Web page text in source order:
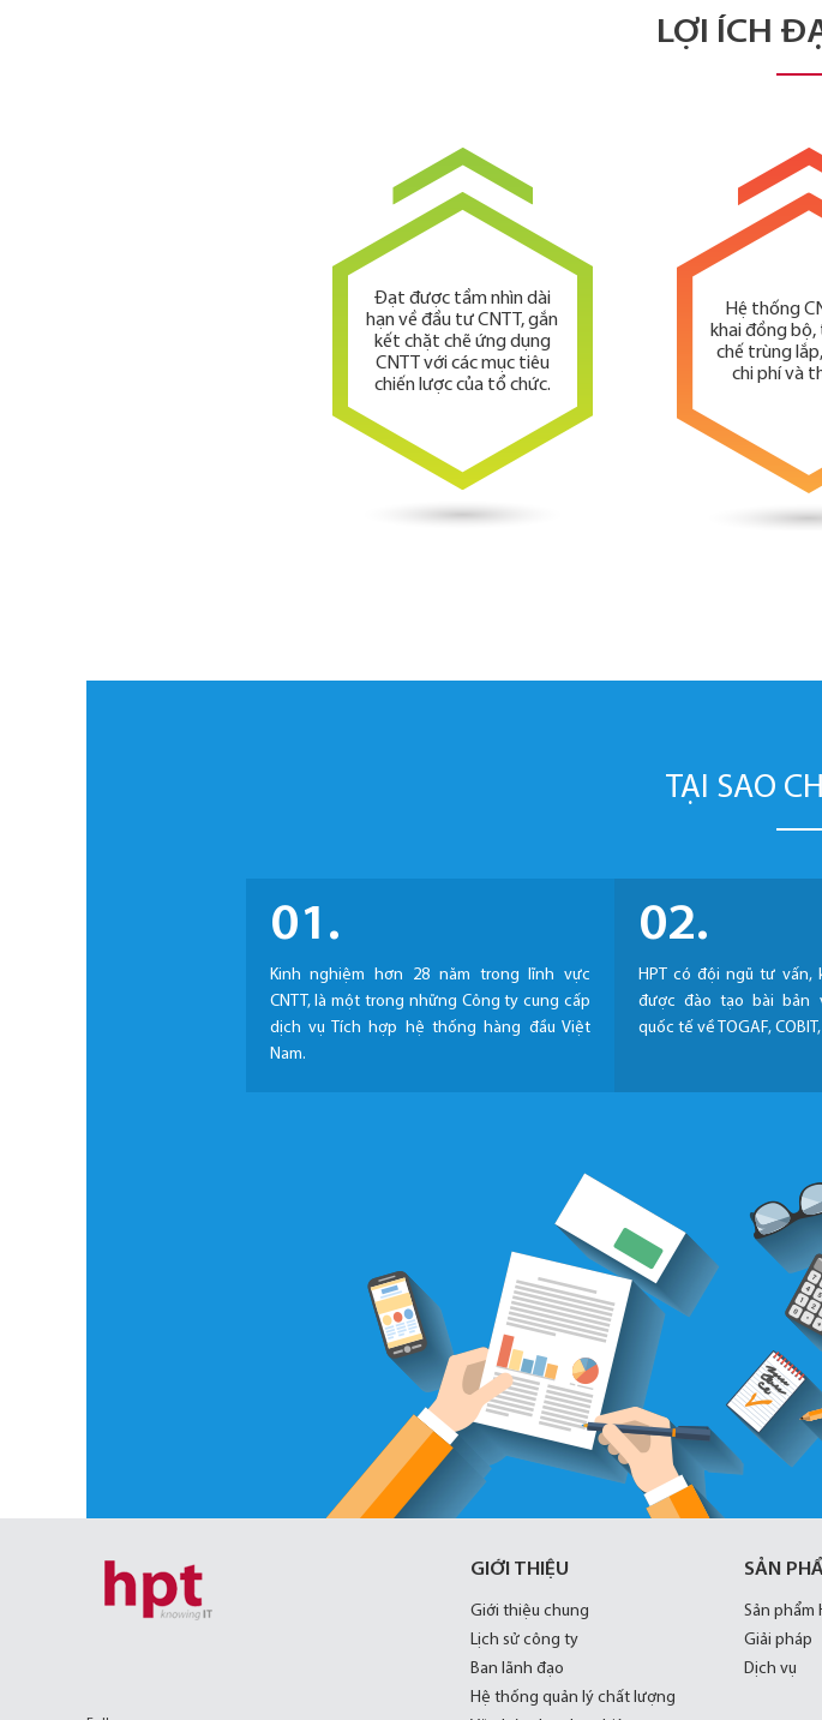
LỢI ÍCH
Đạt được tầm nhìn dài
hạn về đầu tư CNTT, gắn
kết chặt chẽ ứng dụng
CNTT với các mục tiêu
chiến lược của tổ chức.
Hệ thống
khai đồng bộ,
chế trùng
chi phí và
TẠI SAO
01.
Kinh nghiệm hơn 28 năm trong lĩnh vực
CNTT, là một trong những Công ty cung cấp
dịch vụ Tích hợp hệ thống hàng đầu Việt
Nam.
02.
HPT có đội ngũ tư vấn,
được đào tạo bài bản
quốc tế về TOGAF,
GIỚI THIỆU
Giới thiệu chung
Lịch sử công ty
Ban lãnh đạo
Hệ thống quản lý chất lượng
SẢN
Sản phẩm
Giải pháp
Dịch vụ